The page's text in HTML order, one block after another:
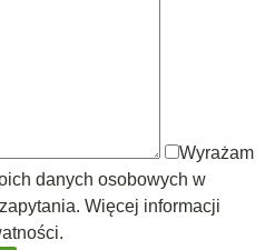
Wyrażam
danych osobowych w
Więcej informacji
.